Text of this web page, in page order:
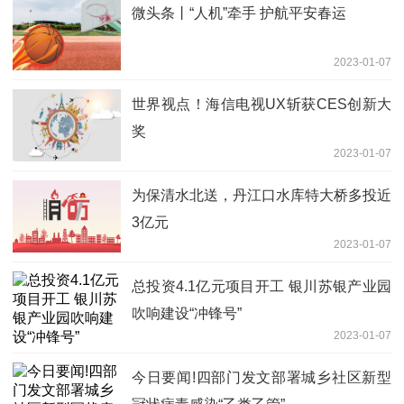
微头条丨“人机”牵手 护航平安春运
2023-01-07
世界视点！海信电视UX斩获CES创新大
奖
2023-01-07
为保清水北送，丹江口水库特大桥多投近
3亿元
2023-01-07
总投资4.1亿元项目开工 银川苏银产业园
吹响建设“冲锋号”
2023-01-07
今日要闻!四部门发文部署城乡社区新型